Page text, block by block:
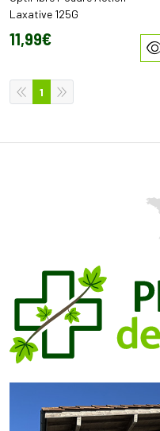
Laxative 125G
11,99€
1